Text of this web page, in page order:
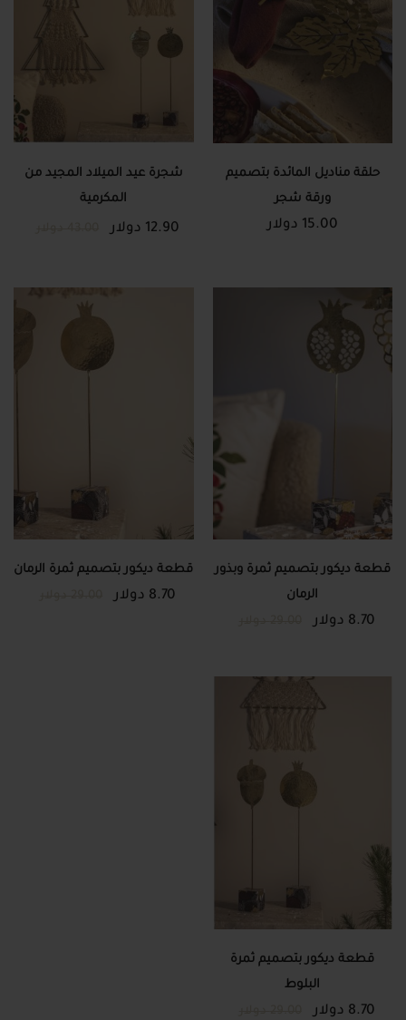
حلقة مناديل المائدة بتصميم
ورقة شجر
15.00 دولار
شجرة عيد الميلاد المجيد من
المكرمية
12.90 دولار
قطعة ديكور بتصميم ثمرة وبذور
الرمان
8.70 دولار
قطعة ديكور بتصميم ثمرة الرمان
8.70 دولار
قطعة ديكور بتصميم ثمرة
البلوط
8.70 دولار